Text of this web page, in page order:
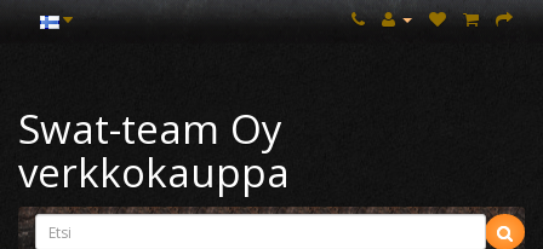
Swat-team Oy
verkkokauppa